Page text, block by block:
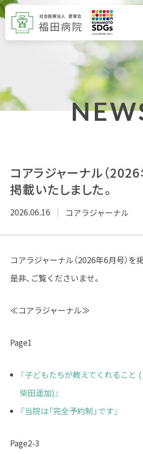
コアラジャーナル（
掲載いたしました。
2026.06.16 コアラジャーナル
コアラジャーナル（2026年6月号）を
是非、ご覧くださいませ。
≪コアラジャーナル≫
Page1
『子どもたちが教えてくれること
柴田遥加)』
『当院は「完全予約制」です』
Page2-3